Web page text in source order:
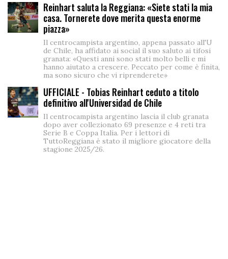
Reinhart saluta la Reggiana: «Siete stati la mia
casa. Tornerete dove merita questa enorme
piazza»
Il centrocampista argentino, appena passato all'U
de Chile, ha affidato ai social il suo saluto ai tifosi
granata: «Questi anni sono stati molto belli e mi
hanno aiutato a crescere. Peccato per come è finita,
ma sono sicuro che vi riprenderete»
UFFICIALE - Tobias Reinhart ceduto a titolo
definitivo all'Universidad de Chile
Il centrocampista argentino lascia il club granata
dopo aver collezionato 69 presenze e 4 reti tra
Serie B e Coppa Italia. Per i lettori di
TuttoReggiana è stato il migliore giocatore della
stagione 2025/26.